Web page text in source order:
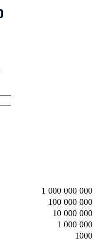
1 000 000 000
100 000 000
10 000 000
1 000 000
1000